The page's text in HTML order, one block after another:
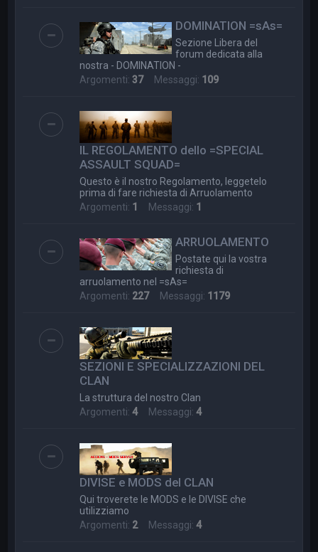
DOMINATION =sAs=
Sezione Libera del
forum dedicata alla
nostra - DOMINATION -
Argomenti:37Messaggi: 109
IL REGOLAMENTO dello =SPECIAL
ASSAULT SQUAD=
Questo è il nostro Regolamento, leggetelo
prima di fare richiesta di Arruolamento
Argomenti: 1 Messaggi: 1
ARRUOLAMENTO
Postate qui la vostra
richiesta di
arruolamento nel =sAs=
Argomenti: 227Messaggi: 1179
SEZIONI E SPECIALIZZAZIONI DEL
CLAN
La struttura del nostro Clan
Argomenti:4Messaggi:4
DIVISE e MODS del CLAN
Qui troverete le MODS e le DIVISE che
utilizziamo
Argomenti: 2Messaggi:4